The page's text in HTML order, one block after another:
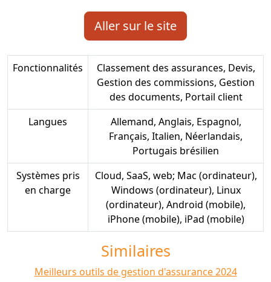
Aller sur le site
Fonctionnalités
Classement des assurances, Devis,
Gestion des commissions, Gestion
des documents, Portail client
Langues
Allemand, Anglais, Espagnol,
Français, Italien, Néerlandais,
Portugais brésilien
Systèmes pris
en charge
Cloud, SaaS, web; Mac (ordinateur),
Windows (ordinateur), Linux
(ordinateur), Android (mobile),
iPhone (mobile), iPad (mobile)
Similaires
Meilleurs outils de gestion d'assurance 2024